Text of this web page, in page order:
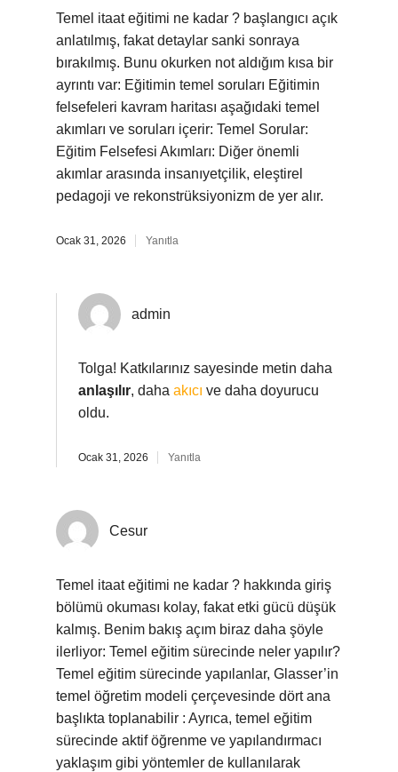
Temel itaat eğitimi ne kadar ? başlangıcı açık
anlatılmış, fakat detaylar sanki sonraya
bırakılmış. Bunu okurken not aldığım kısa bir
ayrıntı var: Eğitimin temel soruları Eğitimin
felsefeleri kavram haritası aşağıdaki temel
akımları ve soruları içerir: Temel Sorular:
Eğitim Felsefesi Akımları: Diğer önemli
akımlar arasında insanıyetçilik, eleştirel
pedagoji ve rekonstrüksiyonizm de yer alır.
Ocak 31, 2026 Yanıtla
admin
Tolga! Katkılarınız sayesinde metin daha
anlaşılır, daha akıcı ve daha doyurucu
oldu.
Ocak 31, 2026 Yanıtla
Cesur
Temel itaat eğitimi ne kadar ? hakkında giriş
bölümü okuması kolay, fakat etki gücü düşük
kalmış. Benim bakış açım biraz daha şöyle
ilerliyor: Temel eğitim sürecinde neler yapılır?
Temel eğitim sürecinde yapılanlar, Glasser’in
temel öğretim modeli çerçevesinde dört ana
başlıkta toplanabilir : Ayrıca, temel eğitim
sürecinde aktif öğrenme ve yapılandırmacı
yaklaşım gibi yöntemler de kullanılarak